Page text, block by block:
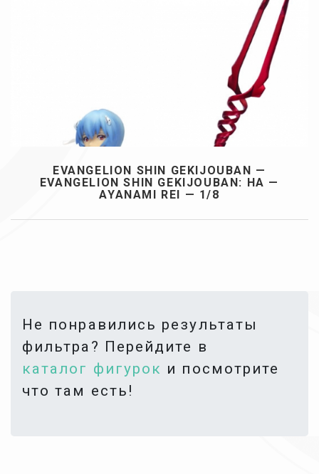
EVANGELION SHIN GEKIJOUBAN —
EVANGELION SHIN GEKIJOUBAN: HA —
AYANAMI REI — 1/8
Не понравились результаты
фильтра? Перейдите в
каталог фигурок и посмотрите
что там есть!